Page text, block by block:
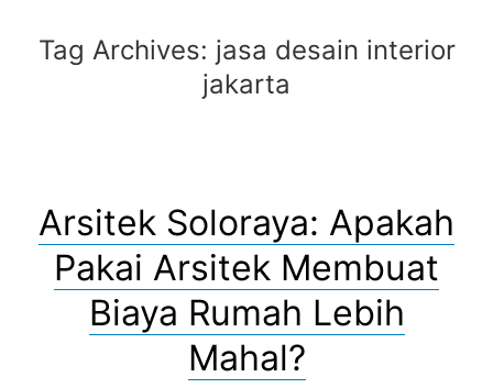
Tag Archives: jasa desain interior
jakarta
Arsitek Soloraya: Apakah
Pakai Arsitek Membuat
Biaya Rumah Lebih
Mahal?